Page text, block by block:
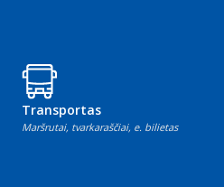
Transportas
Maršrutai, tvarkaraščiai, e. bilietas